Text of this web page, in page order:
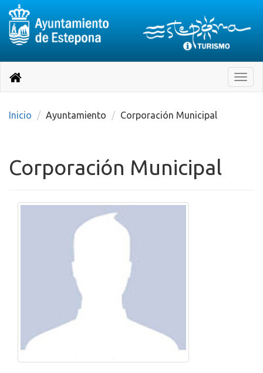
página
Turística
Toggle
Destino:
Volver
inicio
Inicio Ayuntamiento Corporación Municipal
Corporación Municipal